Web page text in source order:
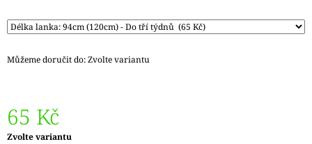
Můžeme doručit do:Zvolte variantu
65 Kč
Měrná
Zvolte variantu
NEREZOVÉ
PEVNÉ
82